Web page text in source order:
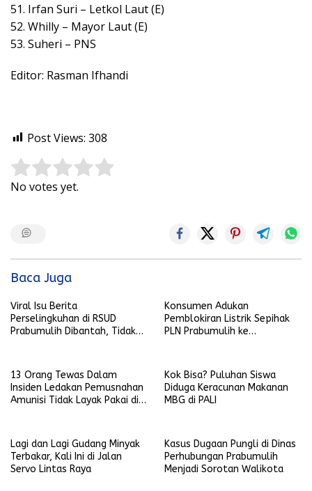
51. Irfan Suri – Letkol Laut (E)
52. Whilly – Mayor Laut (E)
53. Suheri – PNS
Editor: Rasman Ifhandi
Post Views: 308
Rate this item:
No votes yet.
Baca Juga
Viral Isu Berita
Perselingkuhan di RSUD
Prabumulih Dibantah, Tidak
Konsumen Adukan
Pemblokiran Listrik Sepihak
PLN Prabumulih ke
13 Orang Tewas Dalam
Insiden Ledakan Pemusnahan
Amunisi Tidak Layak Pakai di
Kok Bisa? Puluhan Siswa
Diduga Keracunan Makanan
MBG di PALI
Lagi dan Lagi Gudang Minyak
Terbakar, Kali Ini di Jalan
Servo Lintas Raya
Kasus Dugaan Pungli di Dinas
Perhubungan Prabumulih
Menjadi Sorotan Walikota